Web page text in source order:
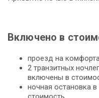
Включено в
проезд на
2 транзитных
включены в
ночная остановка